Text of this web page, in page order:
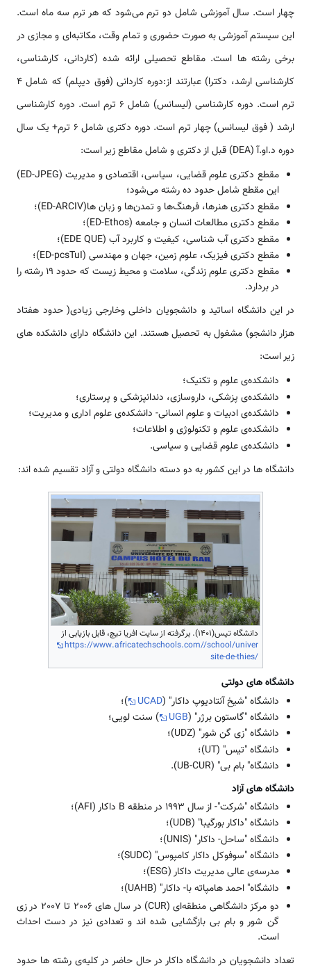
چهار است. سال آموزشی شامل دو ترم می‌شود که هر ترم سه ماه است.
این سیستم آموزشی به صورت حضوری و تمام وقت، مکاتبه‌ای و مجازی در
برخی رشته ها است. مقاطع تحصیلی ارائه شده (کاردانی، کارشناسی،
کارشناسی ارشد، دکترا) عبارتند از:دوره کاردانی (فوق دیپلم) که شامل 4
ترم است. دوره کارشناسی (لیسانس) شامل 6 ترم است. دوره کارشناسی
ارشد ( فوق لیسانس) چهار ترم است. دوره دکتری شامل 6 ترم+ یک سال
دوره د.او.آ (DEA) قبل از دکتری و شامل مقاطع زیر است:
مقطع دکتری علوم قضایی، سیاسی، اقتصادی و مدیریت (ED-JPEG)
این مقطع شامل حدود ده رشته می‌شود؛
مقطع دکتری هنرها، فرهنگ‌ها و تمدن‌ها و زبان ها(ED-ARCIV)؛
مقطع دکتری مطالعات انسان و جامعه (ED-Ethos)؛
مقطع دکتری آب شناسی، کیفیت و کاربرد آب (EDE QUE)؛
مقطع دکتری فیزیک، علوم زمین، جهان و مهندسی (ED-pcsTuI)؛
مقطع دکتری علوم زندگی، سلامت و محیط زیست که حدود 19 رشته را
در بردارد.
در این دانشگاه اساتید و دانشجویان داخلی وخارجی زیادی( حدود هفتاد
هزار دانشجو) مشغول به تحصیل هستند. این دانشگاه دارای دانشکده های
زیر است:
دانشکده‌ی علوم و تکنیک؛
دانشکده‌ی پزشکی، داروسازی، دندانپزشکی و پرستاری؛
دانشکده‌ی ادبیات و علوم انسانی- دانشکده‌ی علوم اداری و مدیریت؛
دانشکده‌ی علوم و تکنولوژی و اطلاعات؛
دانشکده‌ی علوم قضایی و سیاسی.
دانشگاه ها در این کشور به دو دسته دانشگاه دولتی و آزاد تقسیم شده اند:
دانشگاه تیس(1401). برگرفته از سایت افریا تیچ، قابل بازیابی از
https://www.africatechschools.com//school/univer
site-de-thies/
دانشگاه های دولتی
دانشگاه "شیخ آنتادیوپ داکار" (UCAD
)؛
دانشگاه "گاستون برژر" (UGB
) سنت لویی؛
دانشگاه "زی گن شور" (UDZ)؛
دانشگاه "تیس" (UT)؛
دانشگاه" بام بی" (UB-CUR).
دانشگاه های آزاد
دانشگاه "شرکت"- از سال 1993 در منطقه B داکار (AFI)؛
دانشگاه "داکار بورگیبا" (UDB)؛
دانشگاه "ساحل- داکار" (UNIS)؛
دانشگاه "سوفوکل داکار کامپوس" (SUDC)؛
مدرسه‌ی عالی مدیریت داکار (ESG)؛
دانشگاه" احمد هامپاته با- داکار" (UAHB)؛
دو مرکز دانشگاهی منطقه‌ای (CUR) در سال های 2006 تا 2007 در زی
گن شور و بام بی بازگشایی شده اند و تعدادی نیز در دست احداث
است.
تعداد دانشجویان در دانشگاه داکار در حال حاضر در کلیه‌ی رشته ها حدود